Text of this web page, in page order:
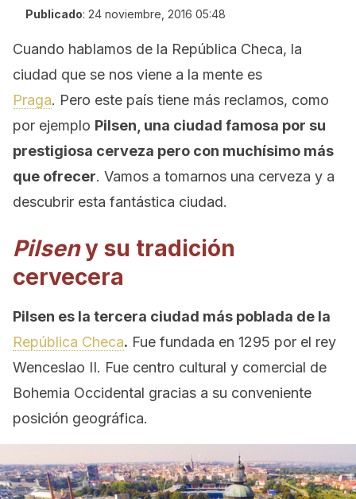
Publicado: 24 noviembre, 2016 05:48
Cuando hablamos de la República Checa, la
ciudad que se nos viene a la mente es
Praga. Pero este país tiene más reclamos, como
por ejemplo Pilsen, una ciudad famosa por su
prestigiosa cerveza pero con muchísimo más
que ofrecer. Vamos a tomarnos una cerveza y a
descubrir esta fantástica ciudad.
Pilseny su tradición
cervecera
Pilsen es la tercera ciudad más poblada de la
República Checa. Fue fundada en 1295 por el rey
Wenceslao II. Fue centro cultural y comercial de
Bohemia Occidental gracias a su conveniente
posición geográfica.